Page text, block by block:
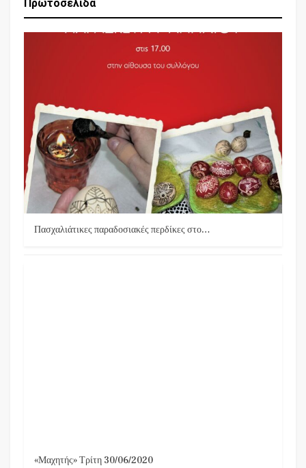
Πρωτοσέλιδα
Πασχαλιάτικες παραδοσιακές περδίκες στο…
«Μαχητής» Τρίτη 30/06/2020